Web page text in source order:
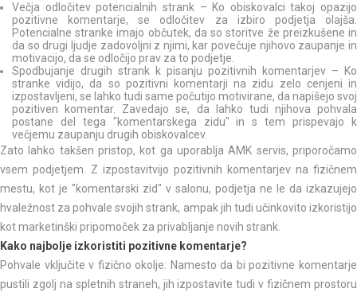
Večja odločitev potencialnih strank – Ko obiskovalci takoj opazijo
pozitivne komentarje, se odločitev za izbiro podjetja olajša.
Potencialne stranke imajo občutek, da so storitve že preizkušene in
da so drugi ljudje zadovoljni z njimi, kar povečuje njihovo zaupanje in
motivacijo, da se odločijo prav za to podjetje.
Spodbujanje drugih strank k pisanju pozitivnih komentarjev – Ko
stranke vidijo, da so pozitivni komentarji na zidu zelo cenjeni in
izpostavljeni, se lahko tudi same počutijo motivirane, da napišejo svoj
pozitiven komentar. Zavedajo se, da lahko tudi njihova pohvala
postane del tega "komentarskega zidu" in s tem prispevajo k
večjemu zaupanju drugih obiskovalcev.
Zato lahko takšen pristop, kot ga uporablja AMK servis, priporočamo
vsem podjetjem. Z izpostavitvijo pozitivnih komentarjev na fizičnem
mestu, kot je "komentarski zid" v salonu, podjetja ne le da izkazujejo
hvaležnost za pohvale svojih strank, ampak jih tudi učinkovito izkoristijo
kot marketinški pripomoček za privabljanje novih strank.
Kako najbolje izkoristiti pozitivne komentarje?
Pohvale vključite v fizično okolje: Namesto da bi pozitivne komentarje
pustili zgolj na spletnih straneh, jih izpostavite tudi v fizičnem prostoru